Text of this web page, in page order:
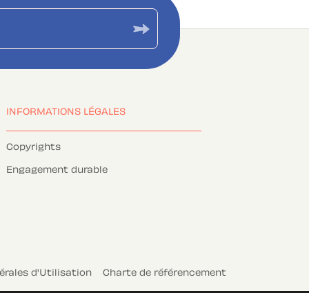
INFORMATIONS LÉGALES
Copyrights
Engagement durable
d'Utilisation Charte de référencement